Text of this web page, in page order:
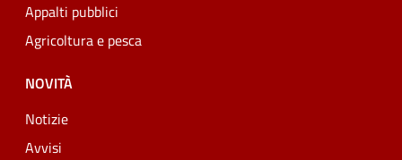
Appalti pubblici
Agricoltura e pesca
NOVITÀ
Notizie
Avvisi